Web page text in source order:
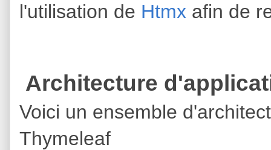
l'utilisation de Htmx afin de
Architecture
Voici un ensemble
Thymeleaf